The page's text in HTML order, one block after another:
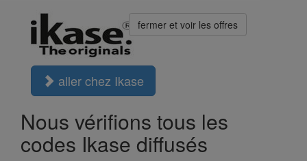
aller chez Ikase
Nous vérifions tous les
codes Ikase diffusés
fermer et voir les offres